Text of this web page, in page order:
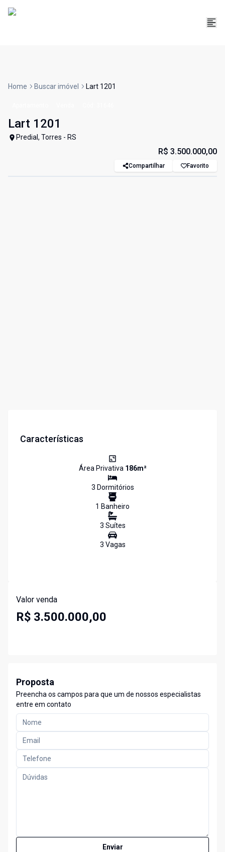
Home Buscar imóvel Lart 1201
Lart 1201
Predial, Torres - RS
R$ 3.500.000,00
Compartilhar Favorito
Características
Área Privativa 186m²
3 Dormitórios
1 Banheiro
3 Suítes
3 Vagas
Valor venda
R$ 3.500.000,00
Proposta
Preencha os campos para que um de nossos especialistas
entre em contato
Enviar